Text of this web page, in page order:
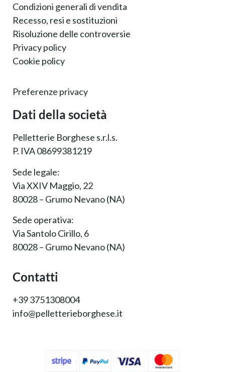
Condizioni generali di vendita
Recesso, resi e sostituzioni
Risoluzione delle controversie
Privacy policy
Cookie policy
Preferenze privacy
Dati della società
Pelletterie Borghese s.r.l.s.
P. IVA 08699381219
Sede legale:
Via XXIV Maggio, 22
80028 – Grumo Nevano (NA)
Sede operativa:
Via Santolo Cirillo, 6
80028 – Grumo Nevano (NA)
Contatti
+39 3751308004
info@pelletterieborghese.it